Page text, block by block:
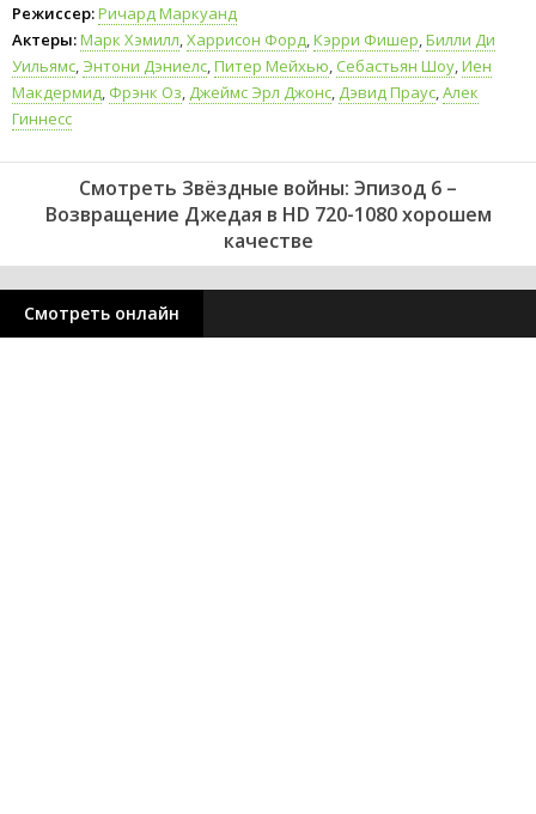
Режиссер:Ричард Маркуанд
Актеры:Марк Хэмилл,Харрисон Форд,Кэрри Фишер,Билли Ди
Уильямс, Энтони Дэниелс,Питер Мейхью, Себастьян Шоу,Иен
Макдермид, Фрэнк Оз, Джеймс Эрл Джонс, Дэвид Праус,Алек
Гиннесс
Смотреть Звёздные войны: Эпизод 6 –
Возвращение Джедая в HD 720-1080 хорошем
качестве
Смотреть онлайн